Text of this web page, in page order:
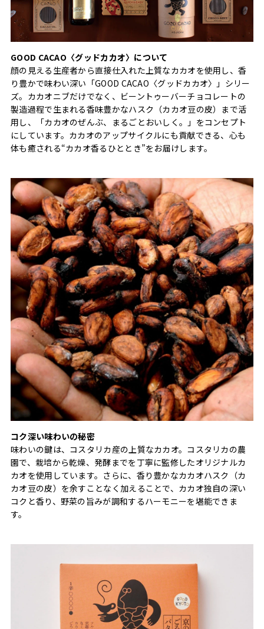
GOOD CACAO〈グッドカカオ〉について
顔の見える生産者から直接仕入れた上質なカカオを使用し、香
り豊かで味わい深い「GOOD CACAO〈グッドカカオ〉」シリー
ズ。カカオニブだけでなく、ビーントゥーバーチョコレートの
製造過程で生まれる香味豊かなハスク（カカオ豆の皮）まで活
用し、「カカオのぜんぶ、まるごとおいしく。」をコンセプト
にしています。カカオのアップサイクルにも貢献できる、心も
体も癒される“カカオ香るひととき”をお届けします。
コク深い味わいの秘密
味わいの鍵は、コスタリカ産の上質なカカオ。コスタリカの農
園で、栽培から乾燥、発酵までを丁寧に監修したオリジナルカ
カオを使用しています。さらに、香り豊かなカカオハスク（カ
カオ豆の皮）を余すことなく加えることで、カカオ独自の深い
コクと香り、野菜の旨みが調和するハーモニーを堪能できま
す。